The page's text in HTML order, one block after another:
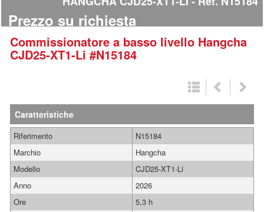
Prezzo su richiesta
Commissionatore a basso livello Hangcha
CJD25-XT1-Li #N15184
Caratteristiche
Riferimento
N15184
Marchio
Hangcha
Modello
CJD25-XT1-Li
Anno
2026
Ore
5,3 h